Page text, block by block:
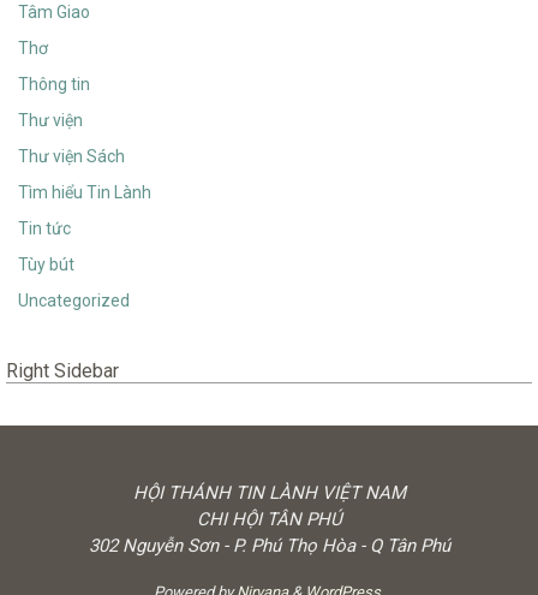
Tâm Giao
Thơ
Thông tin
Thư viện
Thư viện Sách
Tìm hiểu Tin Lành
Tin tức
Tùy bút
Uncategorized
Right Sidebar
HỘI THÁNH TIN LÀNH VIỆT NAM
CHI HỘI TÂN PHÚ
302 Nguyễn Sơn - P. Phú Thọ Hòa - Q Tân Phú